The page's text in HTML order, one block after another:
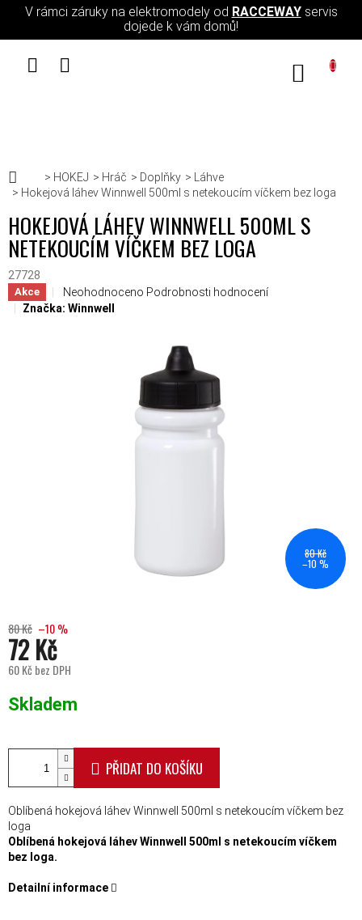
Přejít na obsah
V rámci záruky na elektromodely od RACCEWAYservis
dojede k vám domů!
Domů
HOKEJ Hráč Doplňky
Láhve
Hokejová láhev Winnwell 500ml s netekoucím víčkem bez loga
HOKEJOVÁ LÁHEV WINNWELL 500ML S
NETEKOUCÍM VÍČKEM BEZ LOGA
27728
Akce Průměrné hodnocení produktu je 0,0 z 5 hvězdiček.
Neohodnoceno Podrobnosti hodnocení
Značka: Winnwell
80 Kč
–10 %
80 Kč –10 %
72 Kč
60 Kč bez DPH
Skladem
PŘIDAT DO KOŠÍKU
Oblíbená hokejová láhev Winnwell 500ml s netekoucím víčkem bez
loga
Oblíbená hokejová láhev Winnwell 500ml s netekoucím víčkem
bez loga.
Detailní informace